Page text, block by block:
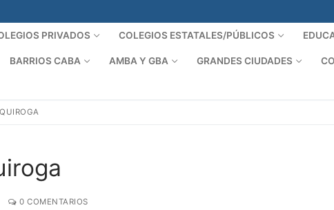
PRIVADOS COLEGIOS ESTATALES/PÚBLICOS
BARRIOS CABA AMBA Y GBA GRANDES CIUDADES
0 COMENTARIOS